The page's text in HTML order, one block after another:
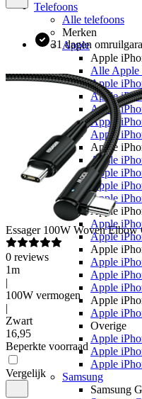
Telefoons
Alle telefoons
Merken
Apple
Apple
Alle Apple
Apple
Apple
Apple
Apple
Apple
Apple
Apple
Apple
Apple
Apple
Apple
Apple
Apple
Apple
Apple
Apple
Apple
Apple
Apple
Overige
Apple
Apple
Apple
Samsung
Samsung
31 dagen
Essager 100W Woven
0 reviews
1m
|
100W vermogen
|
Zwart
16,95
Beperkte voorraad
Vergelijk